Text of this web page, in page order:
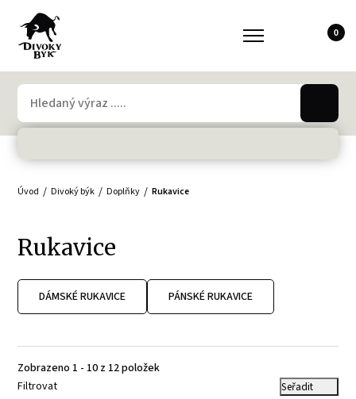
0
Úvod Divoký býk Doplňky Rukavice
Rukavice
DÁMSKÉ RUKAVICE PÁNSKÉ RUKAVICE
Zobrazeno 1 - 10 z 12 položek
Filtrovat
Seřadit